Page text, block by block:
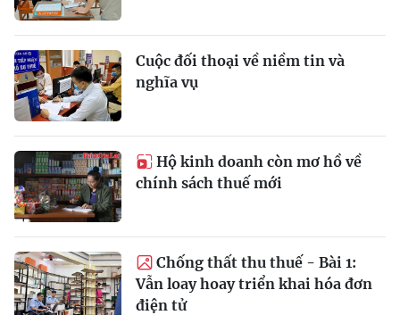
Cuộc đối thoại về niềm tin và
nghĩa vụ
Hộ kinh doanh còn mơ hồ về
chính sách thuế mới
Chống thất thu thuế - Bài 1:
Vẫn loay hoay triển khai hóa đơn
điện tử